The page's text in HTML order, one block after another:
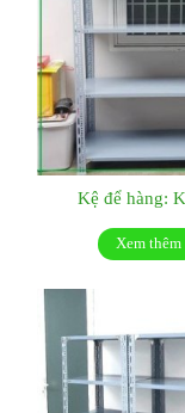
Kệ để hàng:
Xem thêm